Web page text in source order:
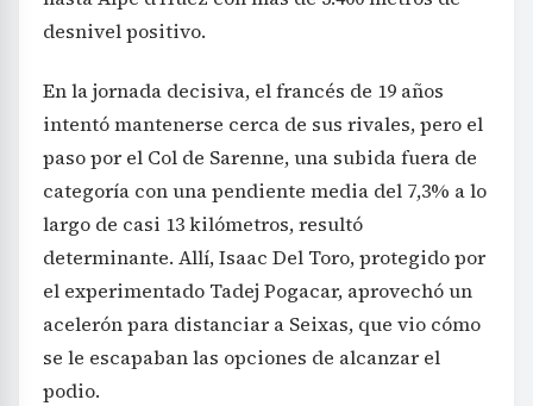
desnivel positivo.
En la jornada decisiva, el francés de 19 años
intentó mantenerse cerca de sus rivales, pero el
paso por el Col de Sarenne, una subida fuera de
categoría con una pendiente media del 7,3% a lo
largo de casi 13 kilómetros, resultó
determinante. Allí, Isaac Del Toro, protegido por
el experimentado Tadej Pogacar, aprovechó un
acelerón para distanciar a Seixas, que vio cómo
se le escapaban las opciones de alcanzar el
podio.